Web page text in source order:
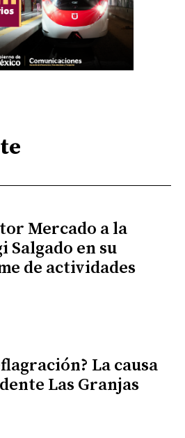
Mercado a la
Salgado en su
de actividades
La causa
Las Granjas